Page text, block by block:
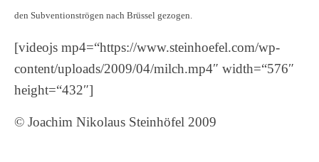
den Subventionströgen nach Brüssel gezogen.
[videojs mp4=“https://www.steinhoefel.com/wp-
content/uploads/2009/04/milch.mp4″ width=“576″
height=“432″]
© Joachim Nikolaus Steinhöfel 2009